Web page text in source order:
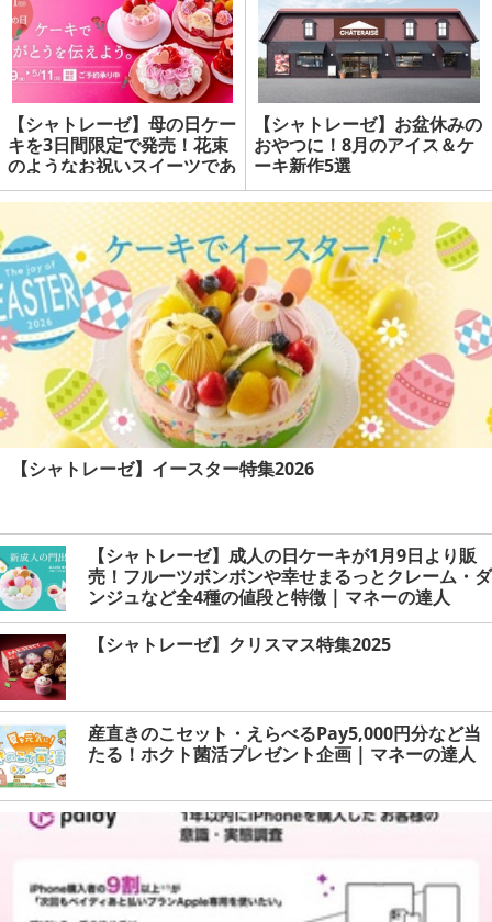
【シャトレーゼ】母の日ケー
キを3日間限定で発売！花束
のようなお祝いスイーツであ
りがとうを伝えよう（WEB
予約受け付け中） | マネーの
達人
【シャトレーゼ】お盆休みの
おやつに！8月のアイス＆ケ
ーキ新作5選
【シャトレーゼ】イースター特集2026
【シャトレーゼ】成人の日ケーキが1月9日より販
売！フルーツボンボンや幸せまるっとクレーム・ダ
ンジュなど全4種の値段と特徴 | マネーの達人
【シャトレーゼ】クリスマス特集2025
産直きのこセット・えらべるPay5,000円分など当
たる！ホクト菌活プレゼント企画 | マネーの達人